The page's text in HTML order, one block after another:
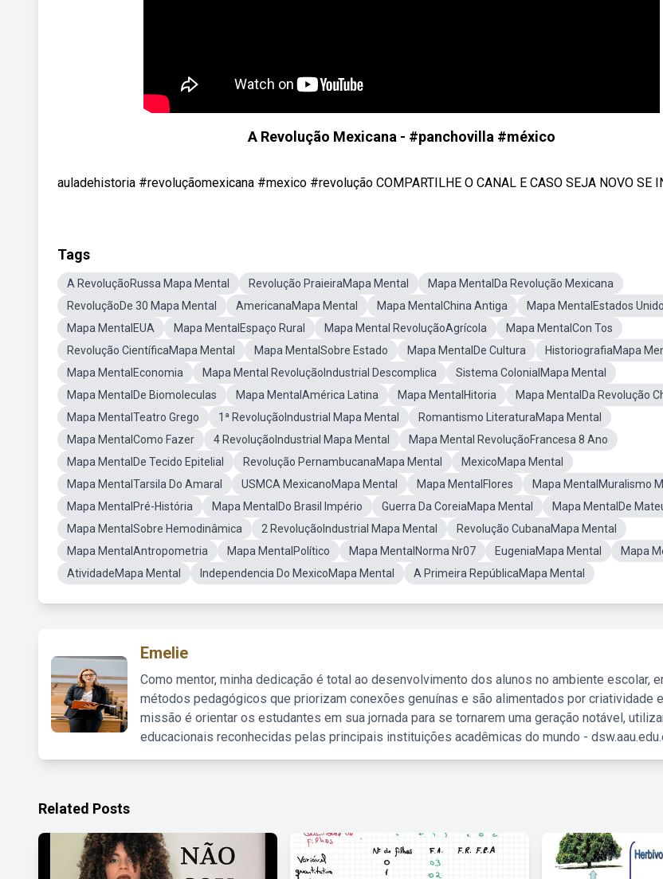
A Revolução Mexicana - #panchovilla #méxico
auladehistoria #revoluçãomexicana #mexico #revolução COMPARTILHE O CANAL E CASO SEJA NOVO SE
Tags
A RevoluçãoRussa Mapa Mental Revolução PraieiraMapa Mental
Mapa MentalDa Revolução Mexicana
RevoluçãoDe 30 Mapa Mental
AmericanaMapa Mental Mapa MentalChina Antiga
Mapa MentalEstados
Mapa MentalEUA
Mapa MentalEspaço Rural Mapa Mental RevoluçãoAgrícola
Mapa MentalCon Tos
Revolução CientíficaMapa Mental
Mapa MentalSobre Estado Mapa MentalDe Cultura
HistoriografiaMapa
Mapa MentalEconomia
Mapa Mental RevoluçãoIndustrial Descomplica
Sistema ColonialMapa Mental
Mapa MentalDe Biomoleculas
Mapa MentalAmérica Latina Mapa MentalHitoria
Mapa MentalDa Revolução
Mapa MentalTeatro Grego
1ª RevoluçãoIndustrial Mapa Mental
Romantismo LiteraturaMapa Mental
Mapa MentalComo Fazer
4 RevoluçãoIndustrial Mapa Mental
Mapa Mental RevoluçãoFrancesa 8 Ano
Mapa MentalDe Tecido Epitelial
Revolução PernambucanaMapa Mental
MexicoMapa Mental
Mapa MentalTarsila Do Amaral
USMCA MexicanoMapa Mental Mapa MentalFlores
Mapa MentalMuralismo
Mapa MentalPré-História
Mapa MentalDo Brasil Império Guerra Da CoreiaMapa Mental
Mapa MentalDe
Mapa MentalSobre Hemodinâmica
2 RevoluçãoIndustrial Mapa Mental
Revolução CubanaMapa Mental
Mapa MentalAntropometria
Mapa MentalPolítico Mapa MentalNorma Nr07 EugeniaMapa Mental
Mapa
AtividadeMapa Mental
Independencia Do MexicoMapa Mental A Primeira RepúblicaMapa Mental
Emelie
Como mentor, minha dedicação é total ao desenvolvimento dos alunos no ambiente escolar,
métodos pedagógicos que priorizam conexões genuínas e são alimentados por criatividade
missão é orientar os estudantes em sua jornada para se tornarem uma geração notável,
educacionais reconhecidas pelas principais instituições acadêmicas do mundo -
Related Posts